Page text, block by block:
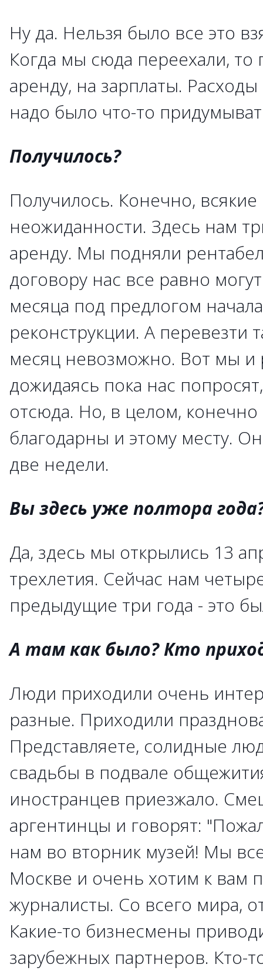
Ну да. Нельзя было все это
Когда мы сюда переехали, то
аренду, на зарплаты.
надо было что-то
Получилось?
Получилось. Конечно,
неожиданности. Здесь нам
аренду. Мы подняли
договору нас все равно
месяца под предлогом
реконструкции. А перевезти
месяц невозможно. Вот мы
дожидаясь пока нас
отсюда. Но, в целом,
благодарны и этому месту.
две недели.
Вы здесь уже полтора
Да, здесь мы открылись 13
трехлетия. Сейчас нам
предыдущие три года - это
А там как было? Кто
Люди приходили очень
разные. Приходили
Представляете, солидные
свадьбы в подвале
иностранцев приезжало.
аргентинцы и говорят:
нам во вторник музей! Мы
Москве и очень хотим к вам
журналисты. Со всего мира,
Какие-то бизнесмены
зарубежных партнеров. Кто-